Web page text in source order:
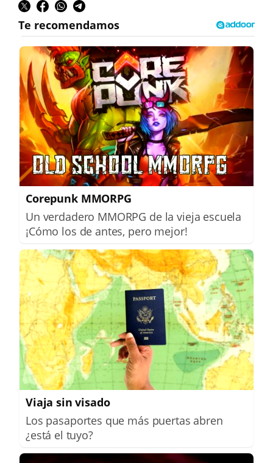
Corepunk MMORPG
Un verdadero MMORPG de la vieja escuela
¡Cómo los de antes, pero mejor!
Viaja sin visado
Los pasaportes que más puertas abren
¿está el tuyo?